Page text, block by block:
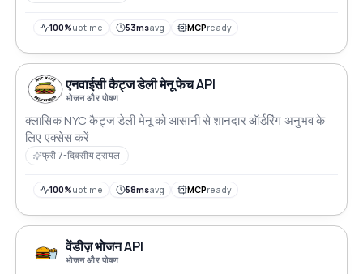
100%uptime 53msavg MCPready
एनवाईसी कैट्ज डेली मेनू फेच API
भोजन और पोषण
क्लासिक NYC कैट्ज डेली मेनू को आसानी से शानदार ऑर्डरिंग अनुभव के
लिए एक्सेस करें
फ्री 7-दिवसीय ट्रायल
100%uptime 58msavg MCPready
वेंडीज़ भोजन API
भोजन और पोषण